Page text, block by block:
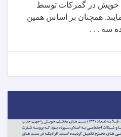
خویش در گمرکات توسط
همچنان بر اساس همین
سه . . .